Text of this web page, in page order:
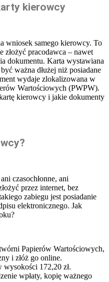
kierowcy
wniosek samego kierowcy. To
złożyć pracodawca – nawet
dokumentu. Karta wystawiana
ważna dłużej niż posiadane
wydaje zlokalizowana w
Wartościowych (PWPW).
kierowcy i jakie dokumenty
czasochłonne, ani
przez internet, bez
zabiegu jest posiadanie
elektronicznego. Jak
Papierów Wartościowych,
i złóż go online.
wysokości 172,20 zł.
wpłaty, kopię ważnego